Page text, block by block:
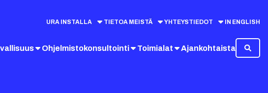
URA INSTALLA TIETOA MEISTÄ YHTEYSTIEDOT IN ENGLISH
Ohjelmistokonsultointi Toimialat Ajankohtaista